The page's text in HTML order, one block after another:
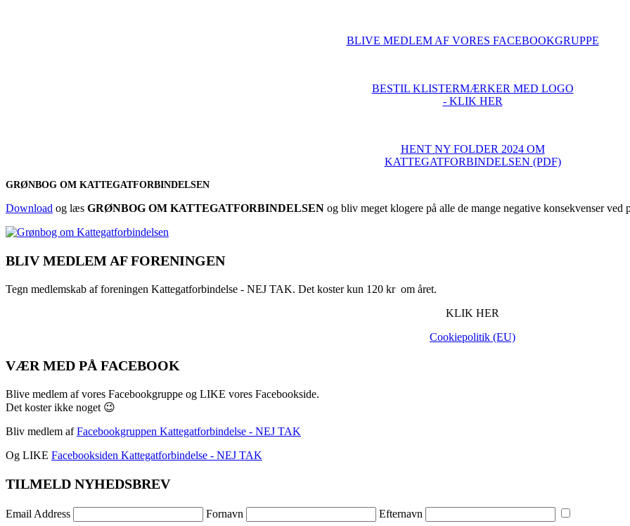
BLIVE MEDLEM AF VORES FACEBOOKGRUPPE
BESTIL KLISTERMÆRKER MED LOGO
- KLIK HER
HENT NY FOLDER 2024 OM
KATTEGATFORBINDELSEN (PDF)
GRØNBOG OM KATTEGATFORBINDELSEN
Download og læs GRØNBOG OM KATTEGATFORBINDELSEN og bliv meget klogere på alle de mange negative konsekvenser ved
BLIV MEDLEM AF FORENINGEN
Tegn medlemskab af foreningen Kattegatforbindelse - NEJ TAK. Det koster kun 120 kr om året.
KLIK HER
Cookiepolitik (EU)
VÆR MED PÅ FACEBOOK
Blive medlem af vores Facebookgruppe og LIKE vores Facebookside.
Det koster ikke noget 😉
Bliv medlem afFacebookgruppen Kattegatforbindelse - NEJ TAK
Og LIKE Facebooksiden Kattegatforbindelse - NEJ TAK
TILMELD NYHEDSBREV
Email Address Fornavn Efternavn